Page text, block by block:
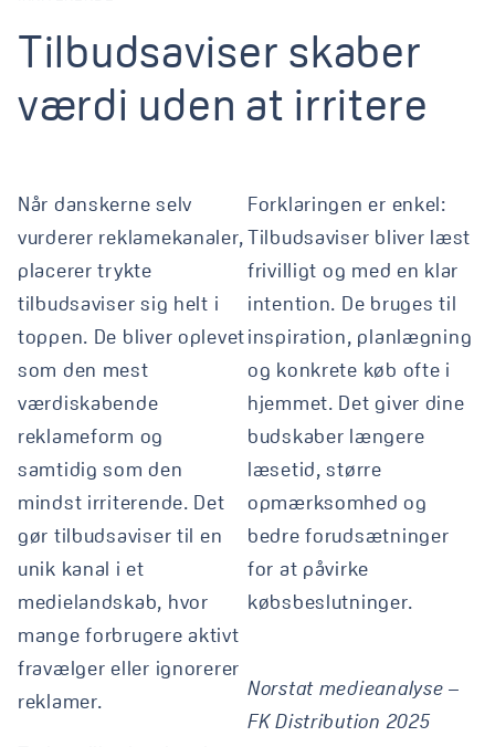
Tilbudsaviser skaber
Tilbudsaviser skaber
værdi uden at irritere
Når danskerne selv
vurderer reklamekanaler,
placerer trykte
tilbudsaviser sig helt i
toppen. De bliver oplevet
som den mest
værdiskabende
reklameform og
samtidig som den
mindst irriterende. Det
gør tilbudsaviser til en
unik kanal i et
medielandskab, hvor
mange forbrugere aktivt
fravælger eller ignorerer
reklamer.
Forklaringen er enkel:
Tilbudsaviser bliver læst
frivilligt og med en klar
intention. De bruges til
inspiration, planlægning
og konkrete køb ofte i
hjemmet. Det giver dine
budskaber længere
læsetid, større
opmærksomhed og
bedre forudsætninger
for at påvirke
købsbeslutninger.
Norstat medieanalyse –
FK Distribution 2025